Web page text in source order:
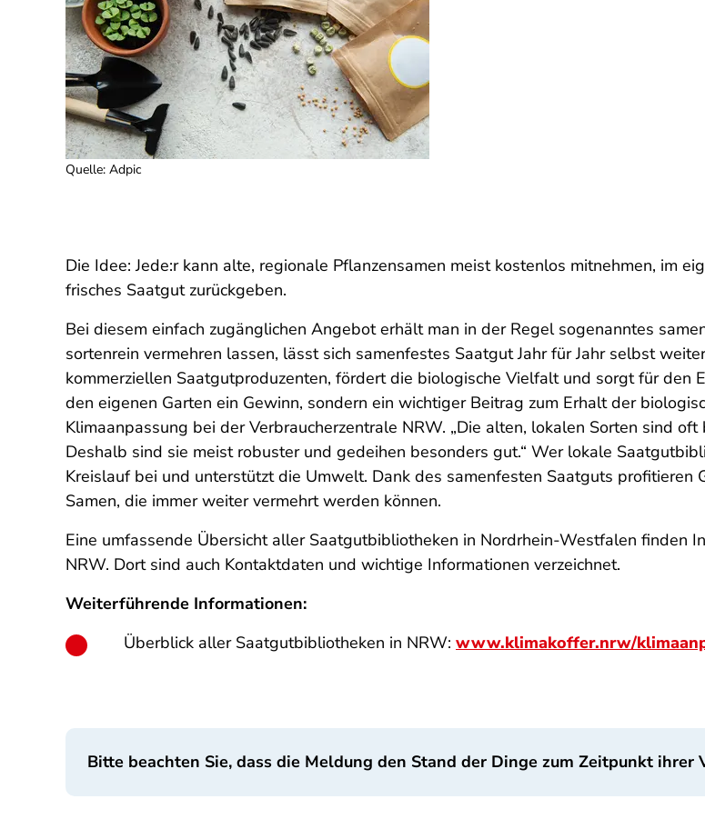
Quelle: Adpic
Die Idee: Jede:r kann alte, regionale Pflanzensamen meist kostenlos mitnehmen, im
frisches Saatgut zurückgeben.
Bei diesem einfach zugänglichen Angebot erhält man in der Regel sogenanntes
sortenrein vermehren lassen, lässt sich samenfestes Saatgut Jahr für Jahr selbst
kommerziellen Saatgutproduzenten, fördert die biologische Vielfalt und sorgt für den
den eigenen Garten ein Gewinn, sondern ein wichtiger Beitrag zum Erhalt der
Klimaanpassung bei der Verbraucherzentrale NRW. „Die alten, lokalen Sorten sind
Deshalb sind sie meist robuster und gedeihen besonders gut.“ Wer lokale
Kreislauf bei und unterstützt die Umwelt. Dank des samenfesten Saatguts
Samen, die immer weiter vermehrt werden können.
Eine umfassende Übersicht aller Saatgutbibliotheken in Nordrhein-Westfalen finden
NRW. Dort sind auch Kontaktdaten und wichtige Informationen verzeichnet.
Weiterführende Informationen:
Überblick aller Saatgutbibliotheken in NRW: www.klimakoffer.nrw/
Bitte beachten Sie, dass die Meldung den Stand der Dinge zum Zeitpunkt